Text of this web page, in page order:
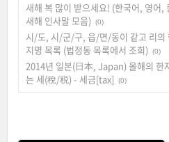
새해 복 많이 받으세요! (한국어, 영어,
새해 인사말 모음)
(0)
시/도, 시/군/구, 읍/면/동이 같고 리의
지명 목록 (법정동 목록에서 조회)
(0)
2014년 일본(日本, Japan) 올해의 한
는 세(稅/税) - 세금[tax]
(0)